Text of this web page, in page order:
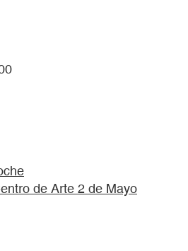
de Arte 2 de Mayo